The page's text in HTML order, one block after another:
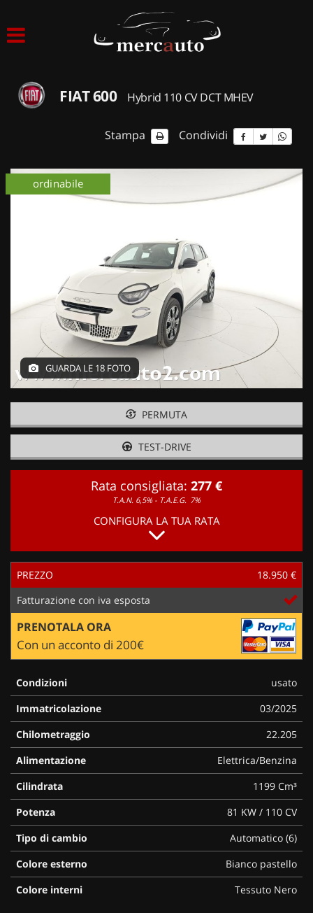
ACQUISTIAMO USATO
NOLEGGIO AUTO
NOLEGGIO BREVE TERMINE
CONTATTI
FIAT 600 Hybrid 110 CV DCT MHEV
Stampa Condividi
ordinabile
GUARDA LE 18 FOTO
PERMUTA
TEST-DRIVE
Rata consigliata: 277 €
T.A.N. 6,5% - T.A.E.G. 7%
CONFIGURA LA TUA RATA
PREZZO
18.950 €
Fatturazione con iva esposta
PRENOTALA ORA
Con un acconto di 200€
Condizioni
usato
Immatricolazione
03/2025
Chilometraggio
22.205
Alimentazione
Elettrica/Benzina
Cilindrata
1199 Cm³
Potenza
81 KW / 110 CV
Tipo di cambio
Automatico (6)
Colore esterno
Bianco pastello
Colore interni
Tessuto Nero